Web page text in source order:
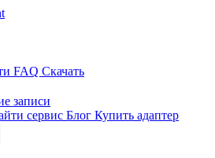
FAQ Скачать
записи
сервис Блог Купить адаптер